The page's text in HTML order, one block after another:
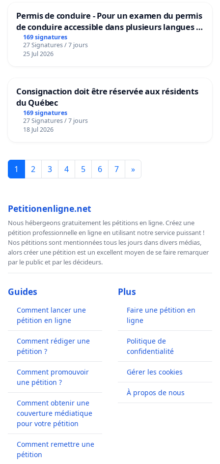
Permis de conduire - Pour un examen du permis
de conduire accessible dans plusieurs langues à
Bruxelles
169 signatures
27 Signatures / 7 jours
25 Jul 2026
Consignaction doit être réservée aux résidents
du Québec
169 signatures
27 Signatures / 7 jours
18 Jul 2026
1 2 3 4 5 6 7 »
Petitionenligne.net
Nous hébergeons gratuitement les pétitions en ligne. Créez une
pétition professionnelle en ligne en utilisant notre service puissant !
Nos pétitions sont mentionnées tous les jours dans divers médias,
alors créer une pétition est un excellent moyen de se faire remarquer
par le public et par les décideurs.
Guides
Comment lancer une
pétition en ligne
Comment rédiger une
pétition ?
Comment promouvoir
une pétition ?
Comment obtenir une
couverture médiatique
pour votre pétition
Comment remettre une
pétition
Plus
Faire une pétition en
ligne
Politique de
confidentialité
Gérer les cookies
À propos de nous